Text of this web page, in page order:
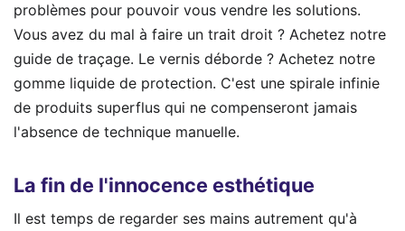
problèmes pour pouvoir vous vendre les solutions.
Vous avez du mal à faire un trait droit ? Achetez notre
guide de traçage. Le vernis déborde ? Achetez notre
gomme liquide de protection. C'est une spirale infinie
de produits superflus qui ne compenseront jamais
l'absence de technique manuelle.
La fin de l'innocence esthétique
Il est temps de regarder ses mains autrement qu'à